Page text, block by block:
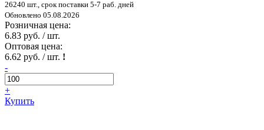
26240 шт., срок поставки 5-7 раб. дней
Обновлено 05.08.2026
Розничная цена:
6.83 руб. / шт.
Оптовая цена:
6.62 руб. / шт. !
-
+
Купить